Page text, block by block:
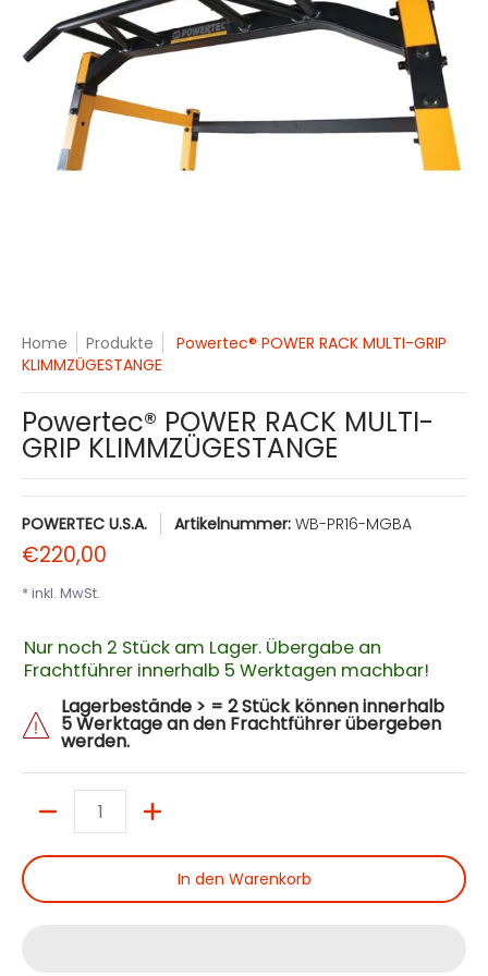
Home Produkte
Powertec® POWER RACK MULTI-GRIP
KLIMMZÜGESTANGE
Powertec® POWER RACK MULTI-
GRIP KLIMMZÜGESTANGE
POWERTEC U.S.A. Artikelnummer: WB-PR16-MGBA
€220,00
* inkl. MwSt.
Nur noch 2 Stück am Lager. Übergabe an
Frachtführer innerhalb 5 Werktagen machbar!
Lagerbestände > = 2 Stück können innerhalb
5 Werktage an den Frachtführer übergeben
werden.
In den Warenkorb